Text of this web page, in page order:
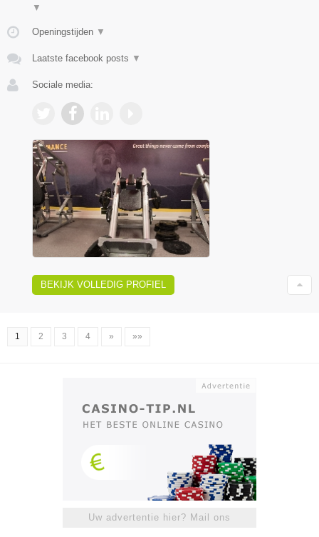
▼
Openingstijden ▼
Laatste facebook posts ▼
Sociale media:
BEKIJK VOLLEDIG PROFIEL
1 2 3 4 » »»
Uw advertentie hier? Mail ons